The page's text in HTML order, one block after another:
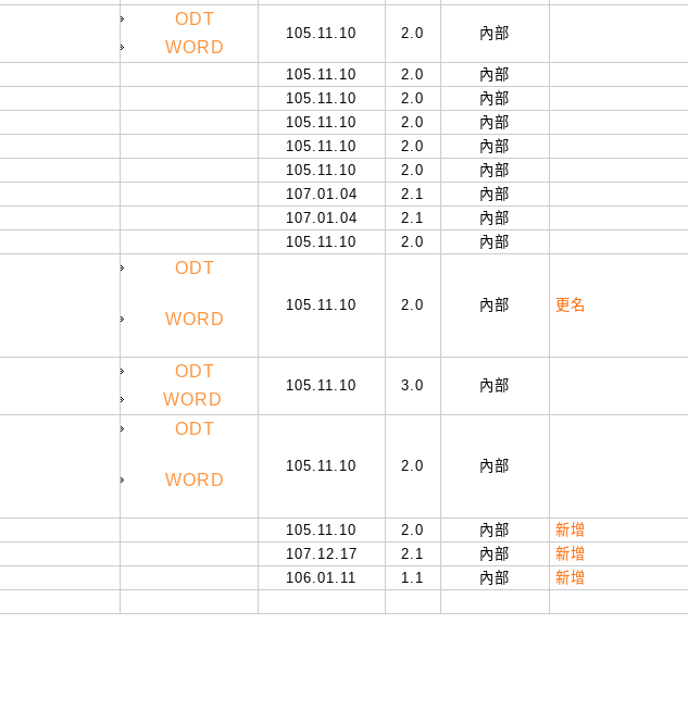
ODT
WORD
105.11.10 2.0 內部
105.11.10 2.0
內部
105.11.10 2.0
內部
105.11.10 2.0
內部
105.11.10 2.0
內部
105.11.10 2.0
內部
107.01.04 2.1
內部
107.01.04 2.1
內部
105.11.10 2.0 內部
ODT
WORD
105.11.10 2.0 內部 更名
ODT
WORD
105.11.10 3.0 內部
ODT
WORD
105.11.10 2.0 內部
105.11.10 2.0 內部
新增
107.12.17 2.1 內部
新增
106.01.11 1.1 內部 新增